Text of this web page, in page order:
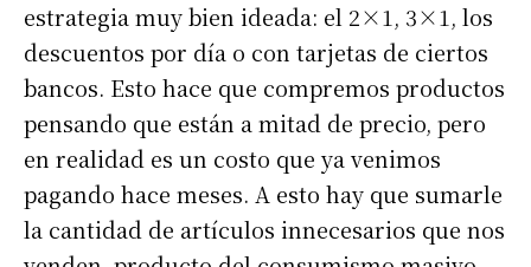
estrategia muy bien ideada: el 2×1, 3×1, los
descuentos por día o con tarjetas de ciertos
bancos. Esto hace que compremos productos
pensando que están a mitad de precio, pero
en realidad es un costo que ya venimos
pagando hace meses. A esto hay que sumarle
la cantidad de artículos innecesarios que nos